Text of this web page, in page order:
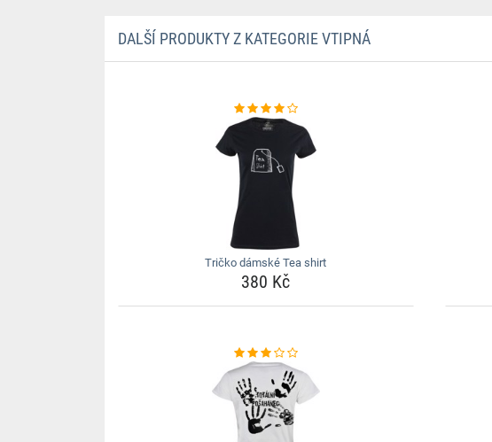
DALŠÍ PRODUKTY Z KATEGORIE VTIPNÁ
Tričko dámské Tea shirt
380 Kč